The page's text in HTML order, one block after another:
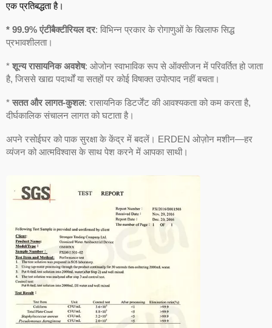
एक प्रतिबद्धता है।
* 99.9% एंटीबैक्टीरियल दर: विभिन्न प्रकार के रोगाणुओं के खिलाफ सिद्ध
प्रभावशीलता।
* शून्य रासायनिक अवशेष: ओजोन स्वाभाविक रूप से ऑक्सीजन में परिवर्तित हो जाता
है, जिससे खाद्य पदार्थों या सतहों पर कोई विषाक्त उपोत्पाद नहीं बचता।
* सतत और लागत-कुशल: रासायनिक डिटर्जेंट की आवश्यकता को कम करता है,
दीर्घकालिक संचालन लागत को घटाता है।
अपने रसोईघर को पाक सुरक्षा के केंद्र में बदलें। ERDEN ओज़ोन मशीन—हर
व्यंजन को आत्मविश्वास के साथ पेश करने में आपका साथी।